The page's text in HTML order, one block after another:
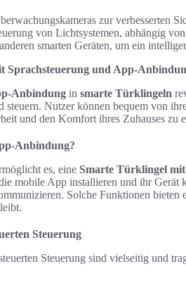
zur verbesserten
von Lichtsystemen, abhängig
smarten Geräten, um ein
Sprachsteuerung und App-
Anbindung in smarte Türklingeln
steuern. Nutzer können bequem von
und den Komfort ihres Zuhauses zu
Anbindung?
es, eine Smarte Türklingel
mobile App installieren und ihr
Solche Funktionen
Steuerung
Steuerung sind vielseitig und